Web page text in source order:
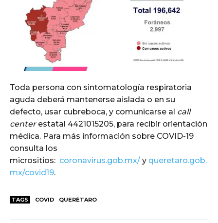
Toda persona con sintomatología respiratoria
aguda deberá mantenerse aislada o en su
defecto, usar cubreboca, y comunicarse al call
centerestatal 4421015205, para recibir orientación
médica. Para más información sobre COVID-19
consulta los
micrositios: coronavirus.gob.mx/ y queretaro.gob.
mx/covid19.
TAGS COVID QUERÉTARO